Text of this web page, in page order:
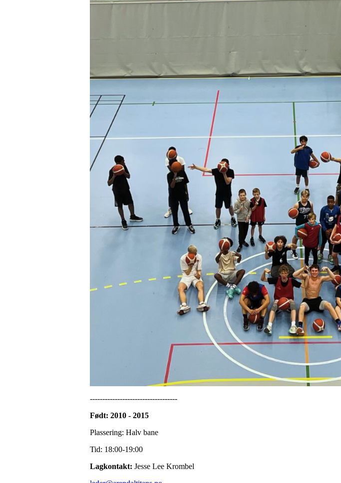
-----------------------------------
Født: 2010 - 2015
Plassering: Halv bane
Tid: 18:00-19:00
Lagkontakt: Jesse Lee Krombel